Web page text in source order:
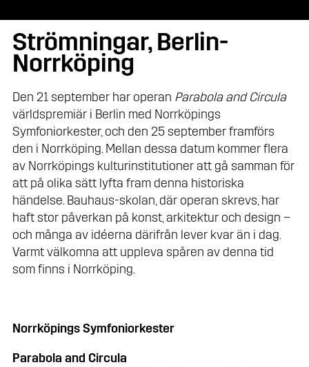
Strömningar, Berlin-
Norrköping
Den 21 september har operan Parabola and Circula
världspremiär i Berlin med Norrköpings
Symfoniorkester, och den 25 september framförs
den i Norrköping. Mellan dessa datum kommer flera
av Norrköpings kulturinstitutioner att gå samman för
att på olika sätt lyfta fram denna historiska
händelse. Bauhaus-skolan, där operan skrevs, har
haft stor påverkan på konst, arkitektur och design –
och många av idéerna därifrån lever kvar än i dag.
Varmt välkomna att uppleva spåren av denna tid
som finns i Norrköping.
Norrköpings Symfoniorkester
Parabola and Circula